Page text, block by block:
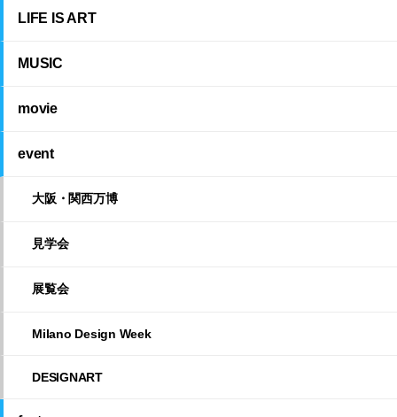
LIFE IS ART
MUSIC
movie
event
大阪・関西万博
見学会
展覧会
Milano Design Week
DESIGNART